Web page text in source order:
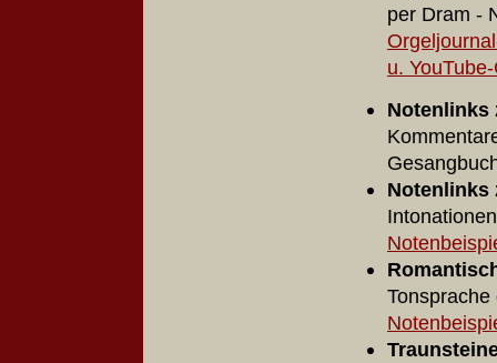
per Dram -
u.
Notenlinks
Notenlinks